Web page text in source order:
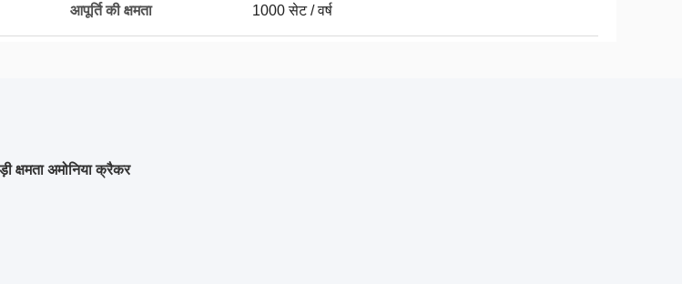
आपूर्ति की क्षमता 1000 सेट / वर्ष
क्षमता अमोनिया क्रैकर